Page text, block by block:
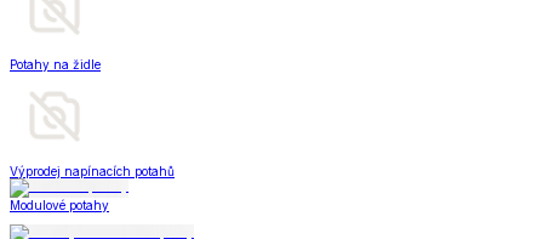
Potahy na židle
Výprodej napínacích potahů
Modulové potahy